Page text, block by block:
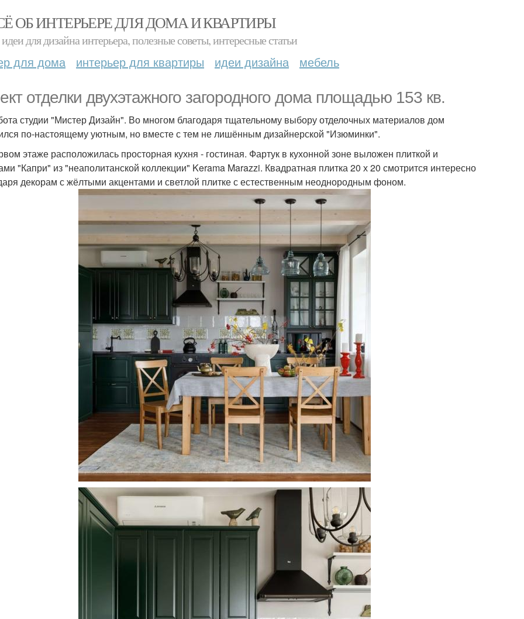
ОБ ИНТЕРЬЕРЕ ДЛЯ ДОМА И КВАРТИРЫ
для дизайна интерьера, полезные советы, интересные статьи
для дома интерьер для квартиры идеи дизайна мебель
отделки двухэтажного загородного дома площадью 153 кв.
студии "Мистер Дизайн". Во многом благодаря тщательному выбору отделочных материалов дом
по-настоящему уютным, но вместе с тем не лишённым дизайнерской "Изюминки".
этаже расположилась просторная кухня - гостиная. Фартук в кухонной зоне выложен плиткой и
"Капри" из "неаполитанской коллекции" Kerama Marazzi. Квадратная плитка 20 х 20 смотрится интересно
декорам с жёлтыми акцентами и светлой плитке с естественным неоднородным фоном.